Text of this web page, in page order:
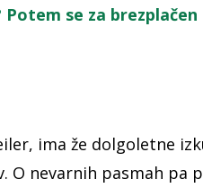
se za
ima že dolgoletne
O nevarnih pasmah pa